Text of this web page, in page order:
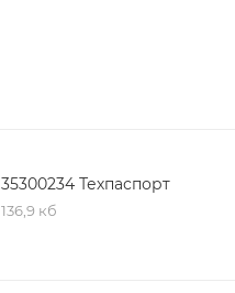
35300234 Техпаспорт
136,9 кб